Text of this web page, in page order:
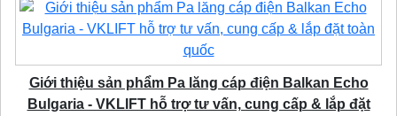
Giới thiệu sản phẩm Pa lăng cáp điện Balkan Echo
Bulgaria - VKLIFT hỗ trợ tư vấn, cung cấp & lắp đặt